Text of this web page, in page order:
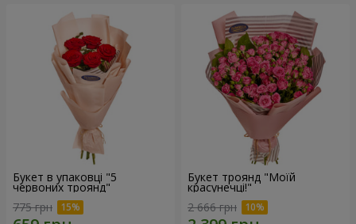
Букет в упаковці "5
червоних троянд"
775 грн
Букет троянд "Моїй
красунечці!"
2 666 грн